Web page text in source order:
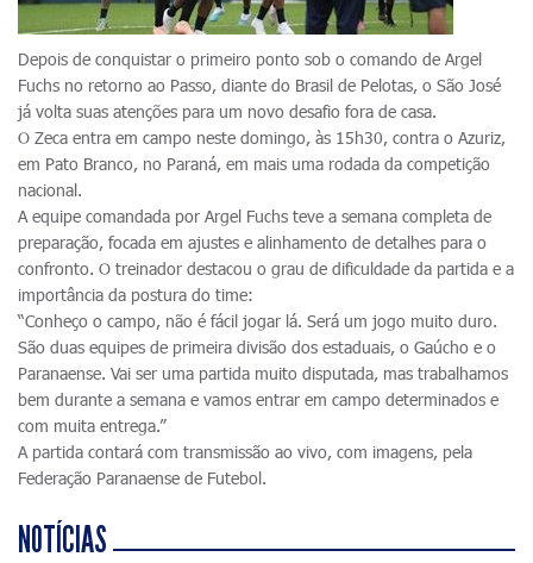
Depois de conquistar o primeiro ponto sob o comando de Argel
Fuchs no retorno ao Passo, diante do Brasil de Pelotas, o São José
já volta suas atenções para um novo desafio fora de casa.
O Zeca entra em campo neste domingo, às 15h30, contra o Azuriz,
em Pato Branco, no Paraná, em mais uma rodada da competição
nacional.
A equipe comandada por Argel Fuchs teve a semana completa de
preparação, focada em ajustes e alinhamento de detalhes para o
confronto. O treinador destacou o grau de dificuldade da partida e a
importância da postura do time:
“Conheço o campo, não é fácil jogar lá. Será um jogo muito duro.
São duas equipes de primeira divisão dos estaduais, o Gaúcho e o
Paranaense. Vai ser uma partida muito disputada, mas trabalhamos
bem durante a semana e vamos entrar em campo determinados e
com muita entrega.”
A partida contará com transmissão ao vivo, com imagens, pela
Federação Paranaense de Futebol.
NOTÍCIAS